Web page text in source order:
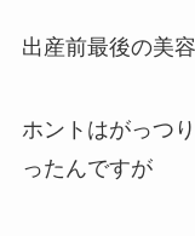
出産前最後の美
ホントはがっつ
ったんですが